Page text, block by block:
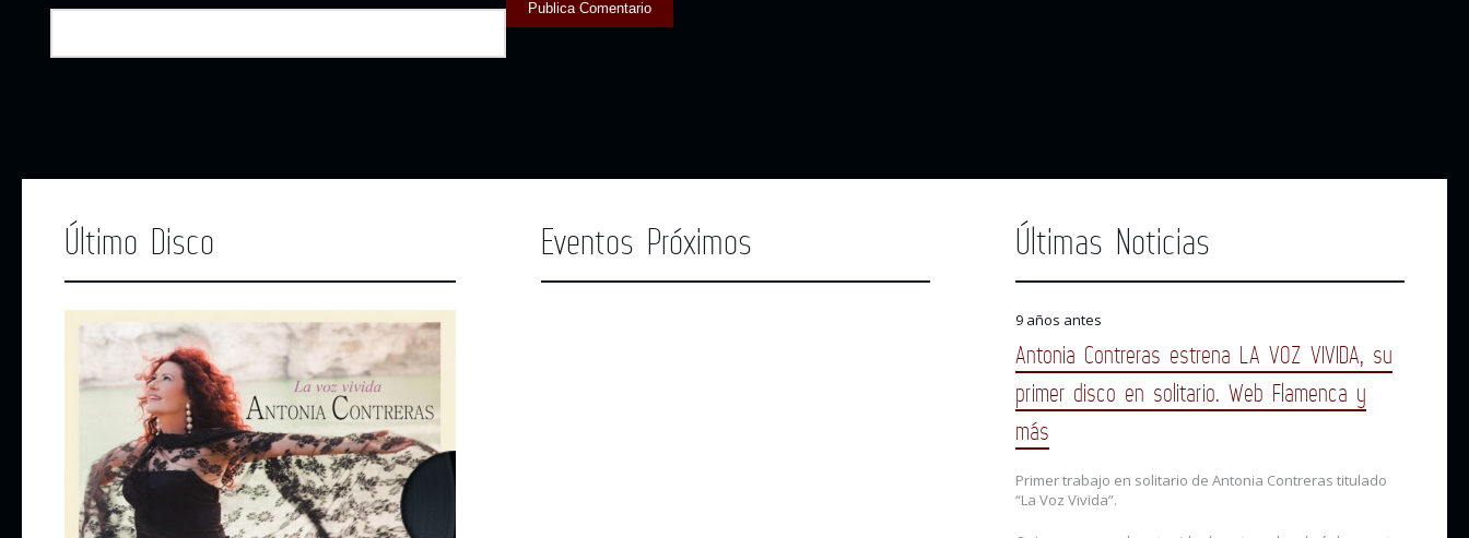
Último Disco Eventos Próximos Últimas Noticias
9 años antes
Antonia Contreras estrena LA VOZ VIVIDA, su
primer disco en solitario. Web Flamenca y
más
Primer trabajo en solitario de Antonia Contreras titulado
“La Voz Vivida”.